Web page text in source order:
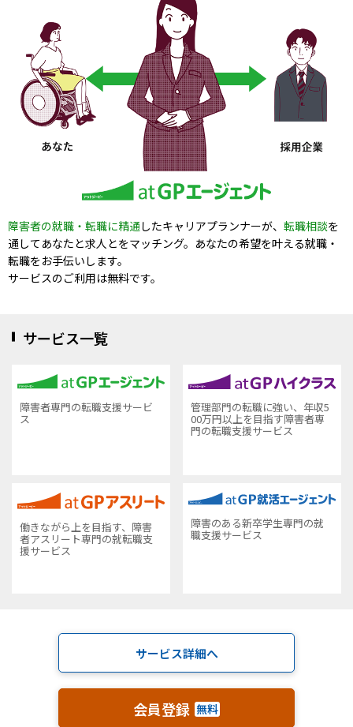
障害者の就職・転職に精通 したキャリアプランナーが、 転職相談を
通してあなたと求人とをマッチング。あなたの希望を叶える就職・
転職をお手伝いします。
サービスのご利用は無料です。
サービス一覧
障害者専門の転職支援サービ
ス
管理部門の転職に強い、年収5
00万円以上を目指す障害者専
門の転職支援サービス
働きながら上を目指す、障害
者アスリート専門の就転職支
援サービス
障害のある新卒学生専門の就
職支援サービス
サービス詳細へ
会員登録 無料